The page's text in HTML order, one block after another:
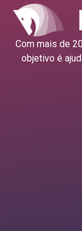
Com mais de
objetivo é